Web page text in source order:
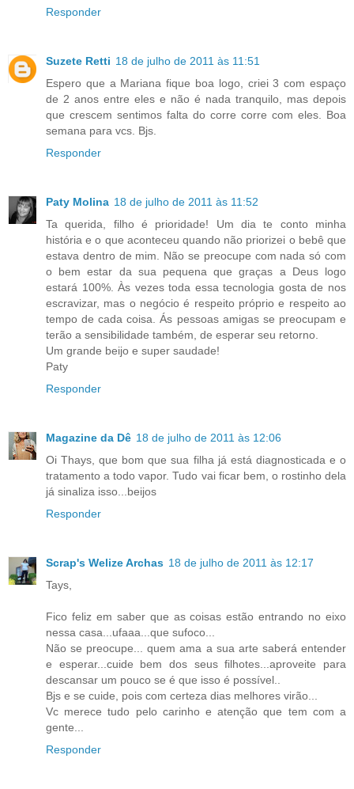
Responder
Suzete Retti 18 de julho de 2011 às 11:51
Espero que a Mariana fique boa logo, criei 3 com espaço
de 2 anos entre eles e não é nada tranquilo, mas depois
que crescem sentimos falta do corre corre com eles. Boa
semana para vcs. Bjs.
Responder
Paty Molina 18 de julho de 2011 às 11:52
Ta querida, filho é prioridade! Um dia te conto minha
história e o que aconteceu quando não priorizei o bebê que
estava dentro de mim. Não se preocupe com nada só com
o bem estar da sua pequena que graças a Deus logo
estará 100%. Às vezes toda essa tecnologia gosta de nos
escravizar, mas o negócio é respeito próprio e respeito ao
tempo de cada coisa. Ás pessoas amigas se preocupam e
terão a sensibilidade também, de esperar seu retorno.
Um grande beijo e super saudade!
Paty
Responder
Magazine da Dê 18 de julho de 2011 às 12:06
Oi Thays, que bom que sua filha já está diagnosticada e o
tratamento a todo vapor. Tudo vai ficar bem, o rostinho dela
já sinaliza isso...beijos
Responder
Scrap's Welize Archas 18 de julho de 2011 às 12:17
Tays,
Fico feliz em saber que as coisas estão entrando no eixo
nessa casa...ufaaa...que sufoco...
Não se preocupe... quem ama a sua arte saberá entender
e esperar...cuide bem dos seus filhotes...aproveite para
descansar um pouco se é que isso é possível..
Bjs e se cuide, pois com certeza dias melhores virão...
Vc merece tudo pelo carinho e atenção que tem com a
gente...
Responder